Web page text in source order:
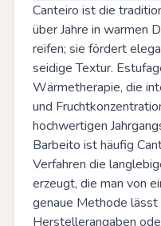
Canteiro ist die
über Jahre in warmen
reifen; sie fördert
seidige Textur.
Wärmetherapie, die
und
hochwertigen
Barbeito ist häufig
Verfahren die
erzeugt, die man von
genaue Methode lässt
Herstellerangaben